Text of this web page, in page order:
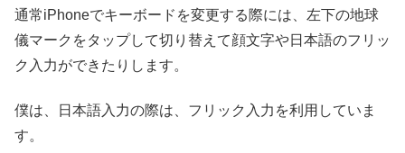
通常iPhoneでキーボードを変更する際には、左下の地球
儀マークをタップして切り替えて顔文字や日本語のフリッ
ク入力ができたりします。
僕は、日本語入力の際は、フリック入力を利用していま
す。